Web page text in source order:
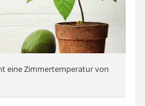
eine Zimmertemperatur von